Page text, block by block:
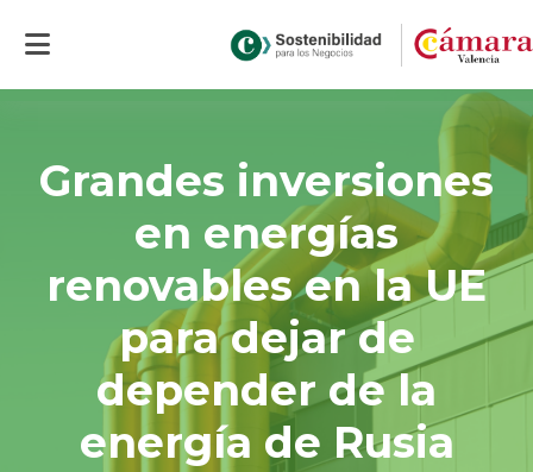
Grandes inversiones en energías renovables en la
UE para dejar de depender de la energía de Rusia
Grandes inversiones
en energías
renovables en la UE
para dejar de
depender de la
energía de Rusia